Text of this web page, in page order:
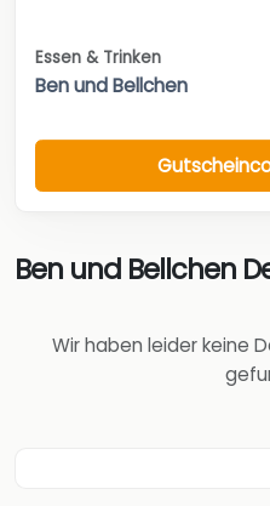
Essen & Trinken
Ben und Bellchen
Ben und Bellchen
Wir haben leider keine